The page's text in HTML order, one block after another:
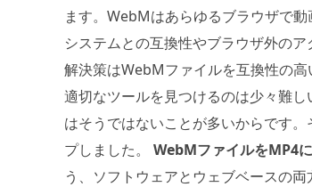
ます。WebMはあらゆるブラウザで
システムとの互換性やブラウザ外の
解決策はWebMファイルを互換性の高
適切なツールを見つけるのは少々難
はそうではないことが多いからです
プしました。 WebMファイルをMP4
う、ソフトウェアとウェブベースの